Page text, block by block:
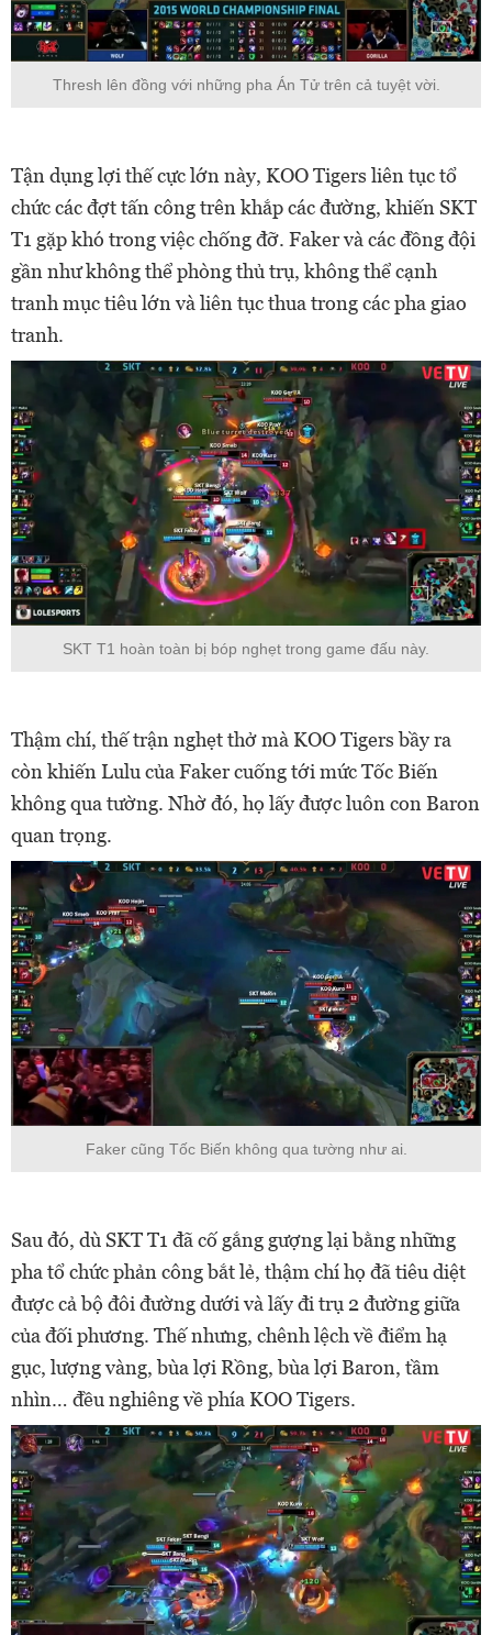
Thresh lên đồng với những pha Án Tử trên cả tuyệt vời.
Tận dụng lợi thế cực lớn này, KOO Tigers liên tục tổ
chức các đợt tấn công trên khắp các đường, khiến SKT
T1 gặp khó trong việc chống đỡ. Faker và các đồng đội
gần như không thể phòng thủ trụ, không thể cạnh
tranh mục tiêu lớn và liên tục thua trong các pha giao
tranh.
SKT T1 hoàn toàn bị bóp nghẹt trong game đấu này.
Thậm chí, thế trận nghẹt thở mà KOO Tigers bầy ra
còn khiến Lulu của Faker cuống tới mức Tốc Biến
không qua tường. Nhờ đó, họ lấy được luôn con Baron
quan trọng.
Faker cũng Tốc Biến không qua tường như ai.
Sau đó, dù SKT T1 đã cố gắng gượng lại bằng những
pha tổ chức phản công bắt lẻ, thậm chí họ đã tiêu diệt
được cả bộ đôi đường dưới và lấy đi trụ 2 đường giữa
của đối phương. Thế nhưng, chênh lệch về điểm hạ
gục, lượng vàng, bùa lợi Rồng, bùa lợi Baron, tầm
nhìn… đều nghiêng về phía KOO Tigers.